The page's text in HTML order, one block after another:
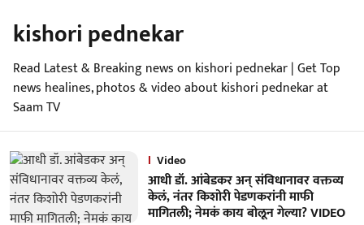
kishori pednekar
Read Latest & Breaking news on kishori pednekar | Get Top
news healines, photos & video about kishori pednekar at
Saam TV
Video
आधी डॉ. आंबेडकर अन् संविधानावर वक्तव्य
केलं, नंतर किशोरी पेडणकरांनी माफी
मागितली; नेमकं काय बोलून गेल्या? VIDEO